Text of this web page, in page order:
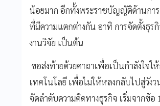
น้อยมาก อีกทั้งพระราชบัญญัติด้านกา
ที่มีความแตกต่างกัน อาทิ การจัดตั้งธุร
งานวิจัย เป็นต้น
ขอส่งท้ายด้วยคาถาเพื่อเป็นกำลังใจ
เทคโนโลยี เพื่อไม่ให้หลงกลับไปสู่วัง
จัดลำดับความคิดทางธุรกิจ เริ่มจากข้